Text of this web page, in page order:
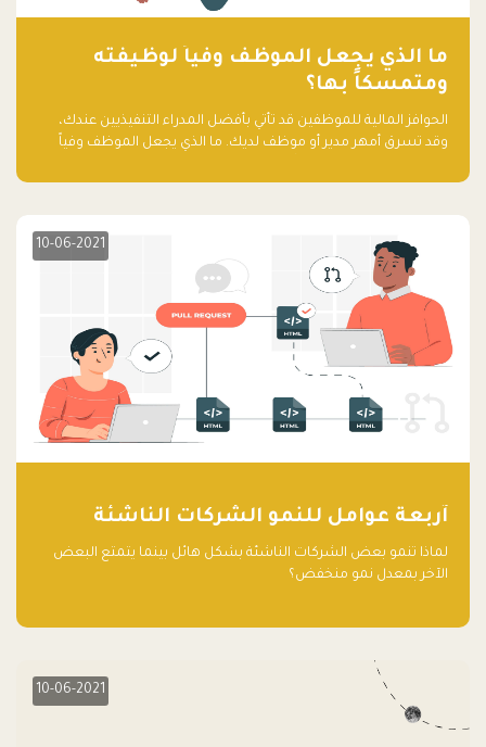
ما الذي يجعل الموظف وفياً لوظيفته
ومتمسكاً بها؟
الحوافز المالية للموظفين قد تأتي بأفضل المدراء التنفيذيين عندك،
وقد تسرق أمهر مدير أو موظف لديك. ما الذي يجعل الموظف وفياً
10-06-2021
آربعة عوامل للنمو الشركات الناشئة
لماذا تنمو بعض الشركات الناشئة بشكل هائل بينما يتمتع البعض
الآخر بمعدل نمو منخفض؟
10-06-2021